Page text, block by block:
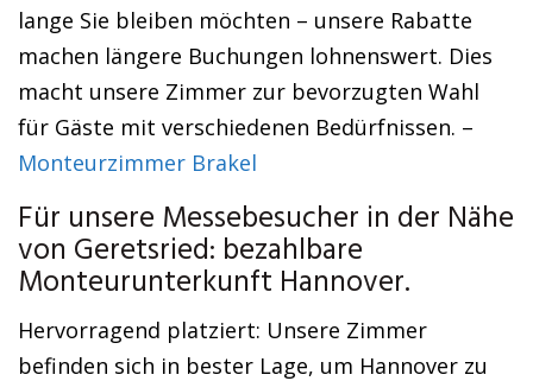
lange Sie bleiben möchten – unsere Rabatte
machen längere Buchungen lohnenswert. Dies
macht unsere Zimmer zur bevorzugten Wahl
für Gäste mit verschiedenen Bedürfnissen. –
Monteurzimmer Brakel
Für unsere Messebesucher in der Nähe
von Geretsried: bezahlbare
Monteurunterkunft Hannover.
Hervorragend platziert: Unsere Zimmer
befinden sich in bester Lage, um Hannover zu